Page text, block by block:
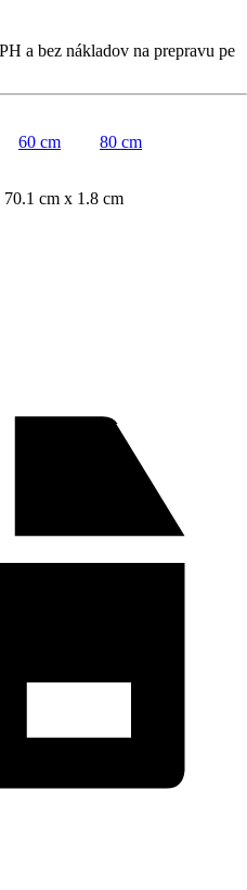
a bez nákladov na prepravu pe
60 cm
80 cm
cm x 1.8 cm